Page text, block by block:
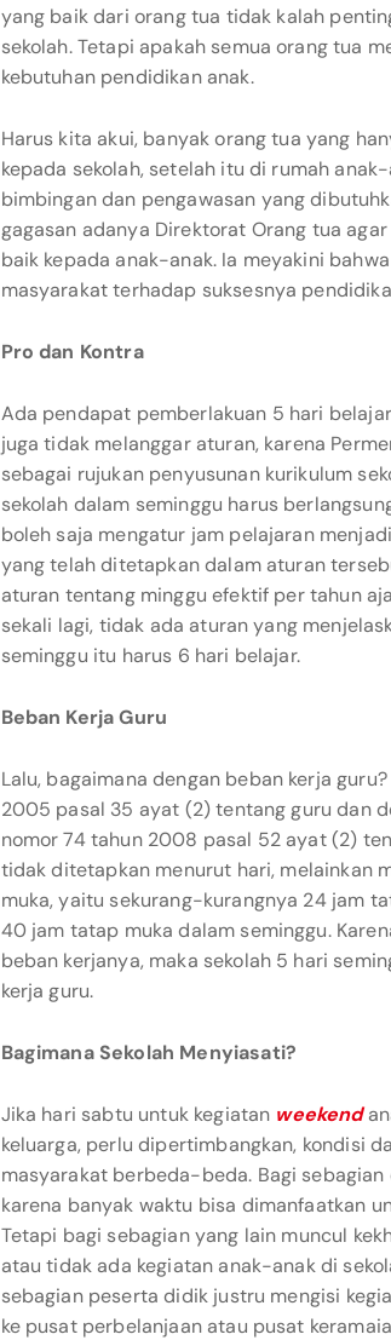
yang baik dari orang tua tidak kalah
sekolah. Tetapi apakah semua orang tua
kebutuhan pendidikan anak.
Harus kita akui, banyak orang tua yang
kepada sekolah, setelah itu di rumah
bimbingan dan pengawasan yang
gagasan adanya Direktorat Orang tua
baik kepada anak-anak. Ia meyakini
masyarakat terhadap suksesnya
Pro dan Kontra
Ada pendapat pemberlakuan 5 hari
juga tidak melanggar aturan, karena
sebagai rujukan penyusunan kurikulum
sekolah dalam se­minggu harus
boleh saja mengatur jam pelajaran
yang telah ditetapkan dalam aturan
aturan tentang minggu efektif per tahun
sekali lagi, tidak ada aturan yang
seminggu itu harus 6 hari belajar.
Beban Kerja Guru
Lalu, bagaimana dengan beban kerja
2005 pasal 35 ayat (2) tentang guru dan
nomor 74 tahun 2008 pasal 52 ayat (2)
tidak ditetapkan menurut hari, melainkan
muka, yaitu sekurang-kurangnya 24 jam
40 jam tatap muka dalam seminggu.
beban kerjanya, maka sekolah 5 hari
kerja guru.
Bagimana Sekolah Menyiasati?
Jika hari sabtu untuk kegiatan weekend
keluarga, perlu dipertimbangkan, kondisi
masyarakat berbeda-beda. Bagi
karena banyak waktu bisa dimanfaatkan
Tetapi bagi sebagian yang lain muncul
atau tidak ada kegiatan anak-anak di
sebagian peserta didik justru mengisi
ke pusat perbelanjaan atau pusat